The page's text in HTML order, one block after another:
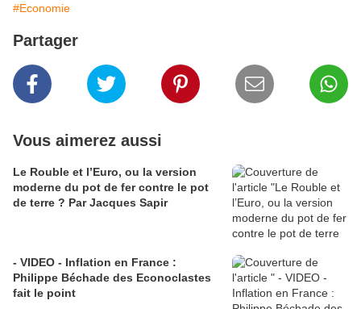
#Economie
Partager
Vous aimerez aussi
Le Rouble et l’Euro, ou la version
moderne du pot de fer contre le pot
de terre ? Par Jacques Sapir
- VIDEO - Inflation en France :
Philippe Béchade des Econoclastes
fait le point